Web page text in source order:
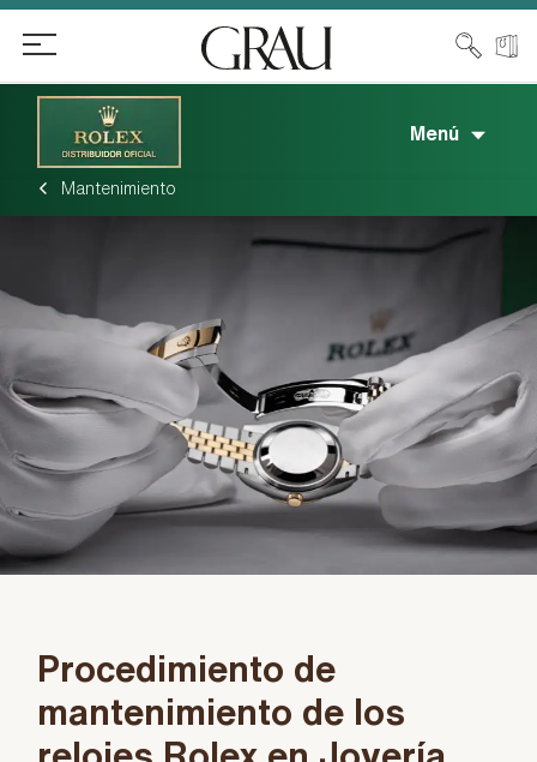
Menú
Mantenimiento
Procedimiento de
mantenimiento de los
relojes Rolex en Joyería